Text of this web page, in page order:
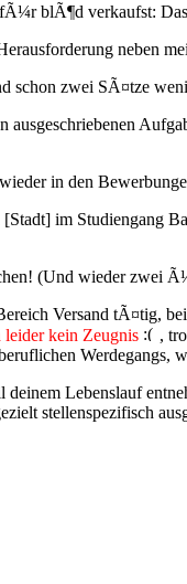
blÃ¶d verkaufst:
neben
schon zwei SÃ¤tze
ausgeschriebenen
in den
im Studiengang
(Und wieder zwei
Versand tÃ¤tig,
kein Zeugnis ,
Werdegangs,
Lebenslauf
stellenspezifisch